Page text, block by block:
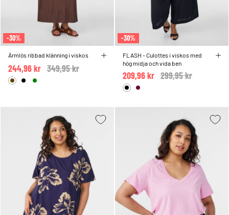
-30%
Ärmlös ribbad klänning i viskos
Price reduced from
349,95 kr
244,96 kr
-30%
FLASH - Culottes i viskos med
hög midja och vida ben
Price reduced from
299,95 kr
209,96 kr